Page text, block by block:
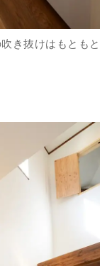
き抜けはもともと